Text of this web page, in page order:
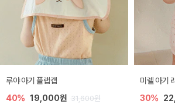
루야 아기 플랩캡
40% 19,000원 31,600원
미렐 아기
30%